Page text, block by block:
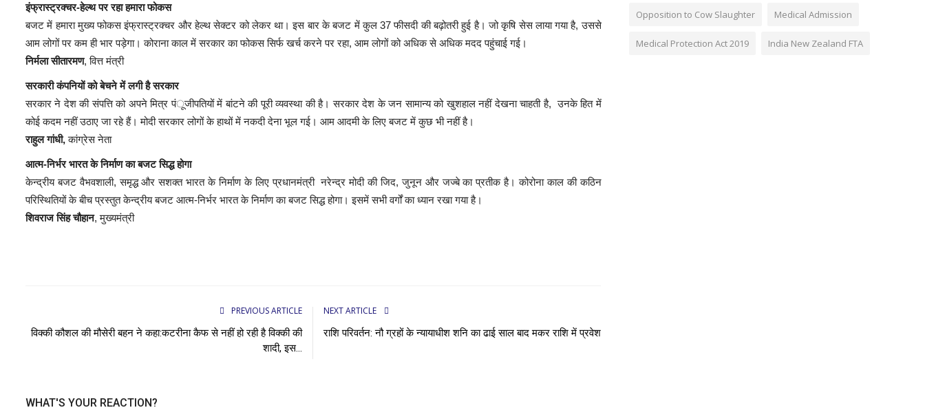
इंफ्रास्ट्रक्चर-हेल्थ पर रहा हमारा फोकस
बजट में हमारा मुख्य फोकस इंफ्रास्ट्रक्चर और हेल्थ सेक्टर को लेकर था। इस बार के बजट में कुल 37 फीसदी की बढ़ोतरी हुई है। जो कृषि सेस लाया गया है, उससे
आम लोगों पर कम ही भार पड़ेगा। कोराना काल में सरकार का फोकस सिर्फ खर्च करने पर रहा, आम लोगों को अधिक से अधिक मदद पहुंचाई गई।
निर्मला सीतारमण, वित्त मंत्री
सरकारी कंपनियों को बेचने में लगी है सरकार
सरकार ने देश की संपत्ति को अपने मित्र पंूजीपतियों में बांटने की पूरी व्यवस्था की है। सरकार देश के जन सामान्य को खुशहाल नहीं देखना चाहती है, उनके हित में
कोई कदम नहीं उठाए जा रहे हैं। मोदी सरकार लोगों के हाथों में नकदी देना भूल गई। आम आदमी के लिए बजट में कुछ भी नहीं है।
राहुल गांधी,कांग्रेस नेता
आत्म-निर्भर भारत के निर्माण का बजट सिद्ध होगा
केन्द्रीय बजट वैभवशाली, समृद्ध और सशक्त भारत के निर्माण के लिए प्रधानमंत्री नरेन्द्र मोदी की जिद, जुनून और जज्बे का प्रतीक है। कोरोना काल की कठिन
परिस्थितियों के बीच प्रस्तुत केन्द्रीय बजट आत्म-निर्भर भारत के निर्माण का बजट सिद्ध होगा। इसमें सभी वर्गों का ध्यान रखा गया है।
शिवराज सिंह चौहान, मुख्यमंत्री
PREVIOUS ARTICLE
विक्की कौशल की मौसेरी बहन ने कहा:कटरीना कैफ से नहीं हो रही है विक्की की
शादी, इस...
NEXT ARTICLE
राशि परिवर्तन: नौ ग्रहों के न्यायाधीश शनि का ढाई साल बाद मकर राशि में प्रवेश
WHAT'S YOUR REACTION?
Opposition to Cow Slaughter Medical Admission
Medical Protection Act 2019 India New Zealand FTA